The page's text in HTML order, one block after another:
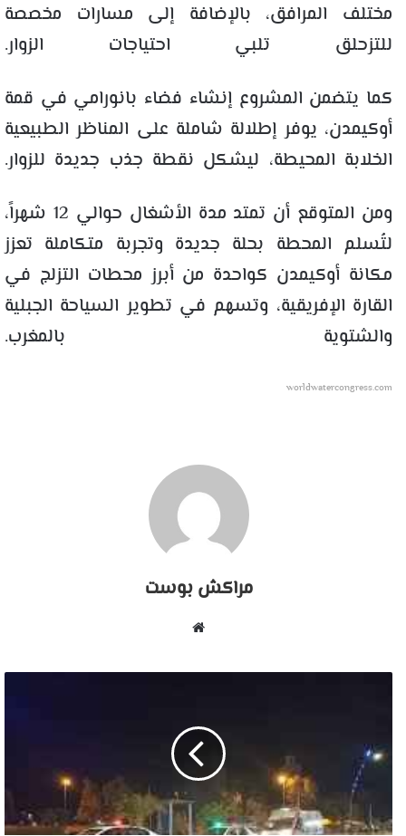
مختلف المرافق، بالإضافة إلى مسارات مخصصة
للتزحلق تلبي احتياجات الزوار.
كما يتضمن المشروع إنشاء فضاء بانورامي في قمة
أوكيمدن، يوفر إطلالة شاملة على المناظر الطبيعية
الخلابة المحيطة، ليشكل نقطة جذب جديدة للزوار.
ومن المتوقع أن تمتد مدة الأشغال حوالي 12 شهراً،
لتُسلم المحطة بحلة جديدة وتجربة متكاملة تعزز
مكانة أوكيمدن كواحدة من أبرز محطات التزلج في
القارة الإفريقية، وتسهم في تطوير السياحة الجبلية
والشتوية بالمغرب.
worldwatercongress.com
مراكش بوست